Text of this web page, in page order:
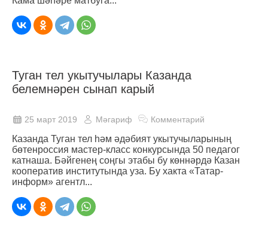
Туган тел укытучылары Казанда
белемнәрен сынап карый
25 март 2019 Мәгариф Комментарий
Казанда Туган тел һәм әдәбият укытучыларының
бөтенроссия мастер-класс конкурсында 50 педагог
катнаша. Бәйгенең соңгы этабы бу көннәрдә Казан
кооператив институтында уза. Бу хакта «Татар-
информ» агентл...